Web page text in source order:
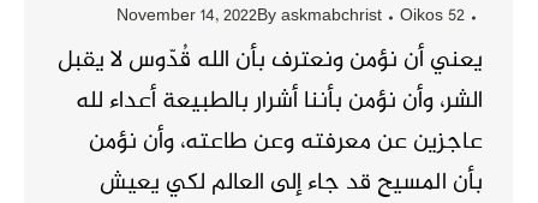
Oikos 52
Byaskmabchrist
November 14, 2022
يعني أن نؤمن ونعترف بأن الله قُدّوس لا يقبل
الشر، وأن نؤمن بأننا أشرار بالطبيعة أعداء لله
عاجزين عن معرفته وعن طاعته، وأن نؤمن
بأن المسيح قد جاء إلى العالم لكي يعيش